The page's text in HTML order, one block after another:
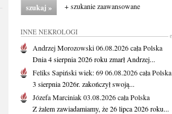
+ szukanie zaawansowane
INNE NEKROLOGI
Andrzej Morozowski06.08.2026cała Polska
Dnia 4 sierpnia 2026 roku zmarł Andrzej...
Feliks Sapińskiwiek: 6906.08.2026cała Polska
3 sierpnia 2026r. zakończył swoją...
Józefa Marciniak03.08.2026cała Polska
Z żalem zawiadamiamy, że 26 lipca 2026 roku...